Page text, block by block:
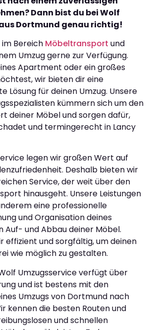
Dann bist du bei Wolf
Dortmund genau richtig!
Bereich Möbeltransport und
Umzug gerne zur Verfügung.
Apartment oder ein großes
wir bieten dir eine
Lösung für deinen Umzug. Unsere
kümmern sich um den
deiner Möbel und sorgen dafür,
und termingerecht in Lancy
legen wir großen Wert auf
Deshalb bieten wir
Service, der weit über den
hinausgeht. Unsere Leistungen
eine professionelle
und Organisation deines
Auf- und Abbau deiner Möbel.
effizient und sorgfältig, um deinen
wie möglich zu gestalten.
Umzugsservice verfügt über
und ist bestens mit den
Umzugs von Dortmund nach
kennen die besten Routen und
und schnellen